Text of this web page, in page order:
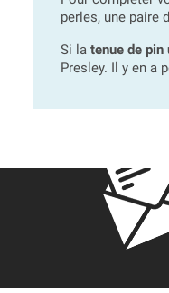
perles, une paire
Si la tenue de pin
Presley. Il y en a